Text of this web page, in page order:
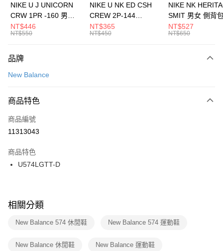
元大商業銀行
台灣樂天信用卡公司
全盈+PAY
AFTEE先享後付
【關於「AFTEE先享後付」】
便利好安心！
３．安心：先確認商品／服務後，再付款。
【「AFTEE先享後付」結帳流程】
１．於結帳方式選擇「AFTEE先享後付」後，將跳轉至「AFTEE先享後付」
２．訂單成立數日內，您將收到繳費通知簡訊。
３．收到繳費通知簡訊後14天內，點擊此簡訊中的連結，可透過四大超商／
ATM／網路銀行／等多元方式進行付款，方視為交易完成。
※ 交易是否成功請以「AFTEE先享後付 」之結帳頁面顯示為準，若有關於
是否繳費成功／繳費後需取消欲退款等相關疑問，請聯繫「AFTEE先享後付
客戶支援中心」 https://netprotections.freshdesk.com/support/home
１．透過由恩沛科技股份有限公司提供之「AFTEE先享後付」服務完成之交
運送方式
每筆NT$100，滿NT$1,500(含以上)免運費
宅配
每筆NT$100，滿NT$1,500(含以上)免運費
付款後門市自取
每筆NT$100，滿NT$1,500(含以上)免運費
NIKE U J UNICORN
CRW 1PR -160 男女
中統襪 FZ3393100
NT$446
NT$550
NIKE U NK ED CSH
CREW 2P-144
EMBRDY 男女 短統襪
FZ3073133
NT$365
NT$450
NIKE NK
SMIT 男女 側背
BA5871010
NT$527
NT$650
品牌
New Balance
商品特色
商品編號
11313043
商品特色
U574LGTT-D
相關分類
New Balance 574 休閒鞋 New Balance 574 運動鞋
New Balance 休閒鞋 New Balance 運動鞋